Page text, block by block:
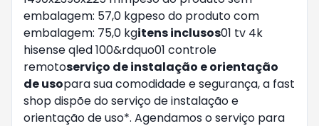
embalagem: 57,0 kgpeso do produto com
embalagem: 75,0 kgitens inclusos01 tv 4k
hisense qled 100&rdquo01 controle
remotoserviço de instalação e orientação
de usopara sua comodidade e segurança, a fast
shop dispõe do serviço de instalação e
orientação de uso*. Agendamos o serviço para